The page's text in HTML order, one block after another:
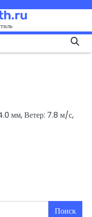
мм, Ветер: 7.8 м/с,
Поиск